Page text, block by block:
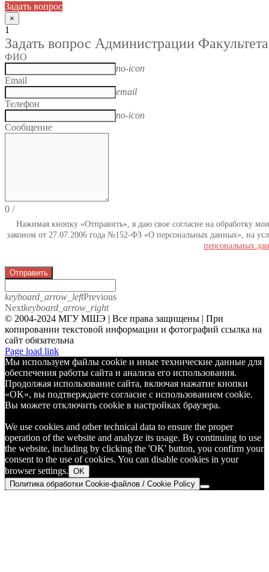
Задать вопрос
×
1
Задать вопрос Администрации Факультета
ФИО
no-icon
Email
email
Телефон
no-icon
Сообщение
0 /
Нажимая кнопку «Отправить», я даю свое согласие на обработку
законом от 27.07.2006 года №152-ФЗ «О персональных данных», на
персональных
Отправить
keyboard_arrow_leftPrevious
Nextkeyboard_arrow_right
© 2004-2024 МГУ МШЭ | Все права защищены | При
копировании текстовой информации и фотографий ссылка на
сайт обязательна
Telegram
Page load link
Мы используем файлы cookie и иные технические данные для
обеспечения работы сайта и анализа его использования.
Продолжая использование сайта, включая нажатие кнопки
«OK», вы подтверждаете согласие с использованием cookie.
Вы можете отключить cookie в настройках браузера.
We use cookies and other technical data to ensure the proper
operation of the website and analyze its usage. By continuing to use
the website, including by clicking the 'OK' button, you confirm your
consent to the use of cookies. You can disable cookies in your
browser settings. OK
Политика обработки Cookie-файлов / Cookie Policy